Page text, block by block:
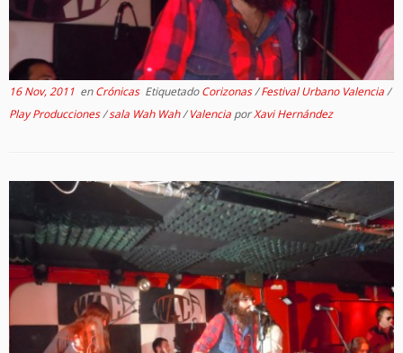
16 Nov, 2011 enCrónicas EtiquetadoCorizonas/Festival Urbano Valencia/
Play Producciones/sala Wah Wah/Valencia porXavi Hernández